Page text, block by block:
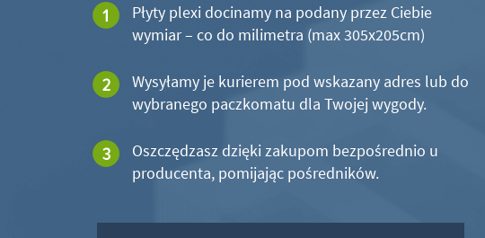
Płyty plexi docinamy na podany przez Ciebie
wymiar – co do milimetra (max 305x205cm)
Wysyłamy je kurierem pod wskazany adres lub do
wybranego paczkomatu dla Twojej wygody.
Oszczędzasz dzięki zakupom bezpośrednio u
producenta, pomijając pośredników.